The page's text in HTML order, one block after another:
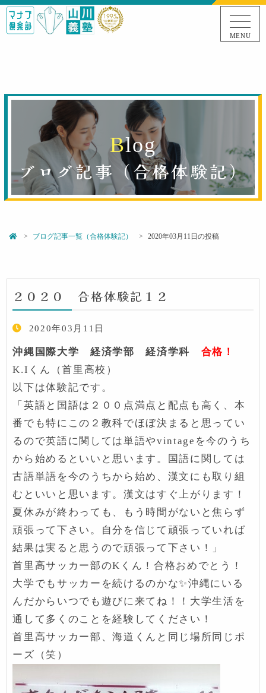
MENU
Blog
ブログ記事（合格体験記）
ブログ記事一覧（合格体験記） 2020年03月11日の投稿
２０２０ 合格体験記１２
2020年03月11日
沖縄国際大学 経済学部 経済学科 合格！
K.Iくん（首里高校）
以下は体験記です。
「英語と国語は２００点満点と配点も高く、本
番でも特にこの２教科でほぼ決まると思ってい
るので英語に関しては単語やvintageを今のうち
から始めるといいと思います。国語に関しては
古語単語を今のうちから始め、漢文にも取り組
むといいと思います。漢文はすぐ上がります！
夏休みが終わっても、もう時間がないと焦らず
頑張って下さい。自分を信じて頑張っていれば
結果は実ると思うので頑張って下さい！」
首里高サッカー部のKくん！合格おめでとう！
大学でもサッカーを続けるのかな✨沖縄にいる
んだからいつでも遊びに来てね！！大学生活を
通して多くのことを経験してください！
首里高サッカー部、海道くんと同じ場所同じポ
ーズ（笑）